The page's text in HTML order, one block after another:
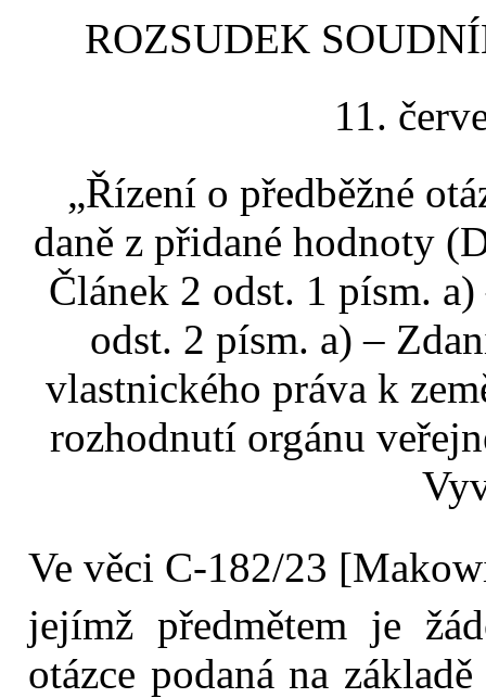
ROZSUDEK
11.
„Řízení o předběžné
daně z přidané hodnoty
Článek 2 odst. 1 písm.
odst. 2 písm. a) –
vlastnického práva k
rozhodnutí orgánu
Ve věci C‑182/23
jejímž předmětem je
otázce podaná na